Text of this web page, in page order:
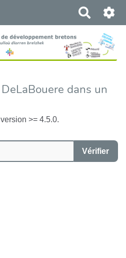
e
h
e
c
h
dans un
>= 4.5.0.
Vérifier